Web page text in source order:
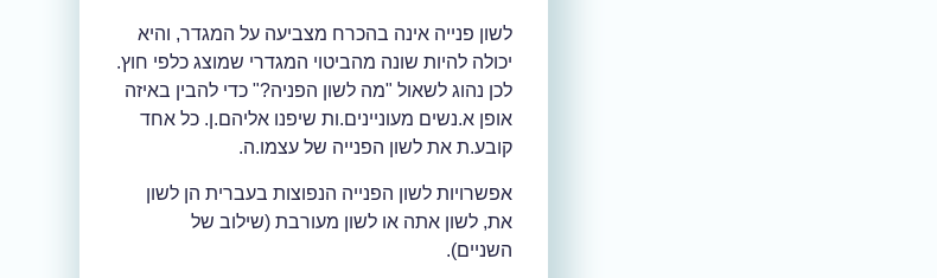
לשון פנייה אינה בהכרח מצביעה על המגדר, והיא
יכולה להיות שונה מהביטוי המגדרי שמוצג כלפי חוץ.
לכן נהוג לשאול "מה לשון הפניה?" כדי להבין באיזה
אופן א.נשים מעוניינים.ות שיפנו אליהם.ן. כל אחד
קובע.ת את לשון הפנייה של עצמו.ה.
אפשרויות לשון הפנייה הנפוצות בעברית הן לשון
את, לשון אתה או לשון מעורבת (שילוב של
השניים).